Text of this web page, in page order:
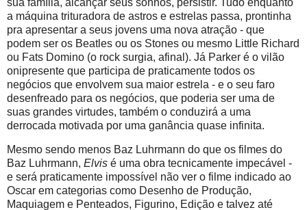
a máquina trituradora de astros e estrelas passa, prontinha
pra apresentar a seus jovens uma nova atração - que
podem ser os Beatles ou os Stones ou mesmo Little Richard
ou Fats Domino (o rock surgia, afinal). Já Parker é o vilão
onipresente que participa de praticamente todos os
negócios que envolvem sua maior estrela - e o seu faro
desenfreado para os negócios, que poderia ser uma de
suas grandes virtudes, também o conduzirá a uma
derrocada motivada por uma ganância quase infinita.
Mesmo sendo menos Baz Luhrmann do que os filmes do
Baz Luhrmann, Elvis é uma obra tecnicamente impecável -
e será praticamente impossível não ver o filme indicado ao
Oscar em categorias como Desenho de Produção,
Maquiagem e Penteados, Figurino, Edição e talvez até